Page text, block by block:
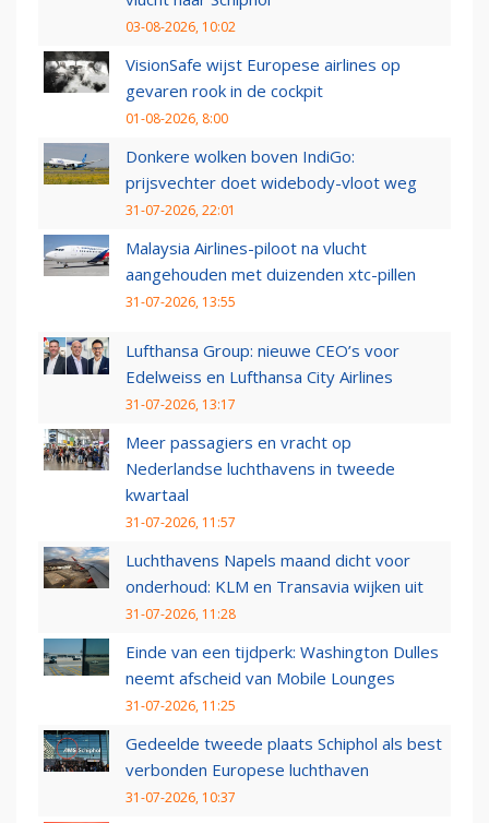
03-08-2026, 10:02
VisionSafe wijst Europese airlines op
gevaren rook in de cockpit
01-08-2026, 8:00
Donkere wolken boven IndiGo:
prijsvechter doet widebody-vloot weg
31-07-2026, 22:01
Malaysia Airlines-piloot na vlucht
aangehouden met duizenden xtc-pillen
31-07-2026, 13:55
Lufthansa Group: nieuwe CEO’s voor
Edelweiss en Lufthansa City Airlines
31-07-2026, 13:17
Meer passagiers en vracht op
Nederlandse luchthavens in tweede
kwartaal
31-07-2026, 11:57
Luchthavens Napels maand dicht voor
onderhoud: KLM en Transavia wijken uit
31-07-2026, 11:28
Einde van een tijdperk: Washington Dulles
neemt afscheid van Mobile Lounges
31-07-2026, 11:25
Gedeelde tweede plaats Schiphol als best
verbonden Europese luchthaven
31-07-2026, 10:37